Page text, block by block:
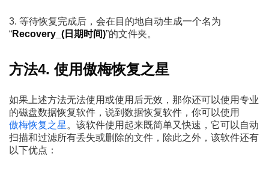
3. 等待恢复完成后，会在目的地自动生成一个名为
“Recovery_(日期时间)”的文件夹。
方法4. 使用傲梅恢复之星
如果上述方法无法使用或使用后无效，那你还可以使用专业
的磁盘数据恢复软件，说到数据恢复软件，你可以使用
傲梅恢复之星 。该软件使用起来既简单又快速，它可以自动
扫描和过滤所有丢失或删除的文件，除此之外，该软件还有
以下优点：